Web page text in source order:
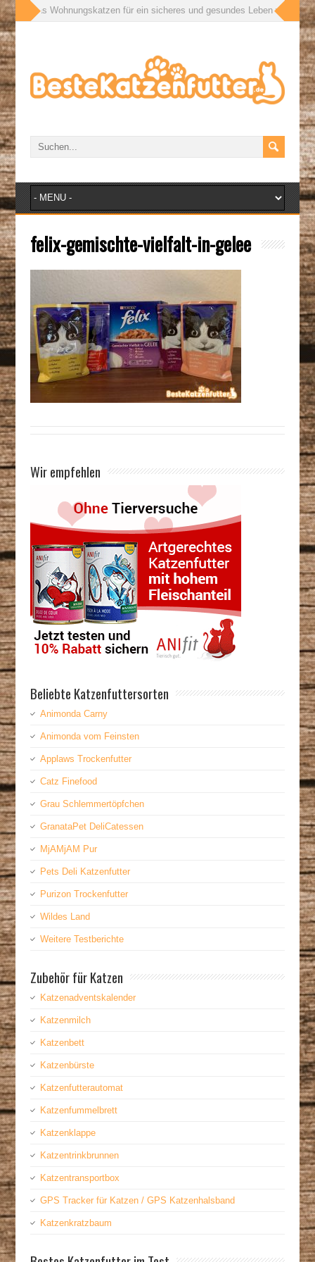
Was Wohnungskatzen für ein sicheres und gesundes Leben wirklich
felix-gemischte-vielfalt-in-gelee
Wir empfehlen
Beliebte Katzenfuttersorten
Animonda Carny
Animonda vom Feinsten
Applaws Trockenfutter
Catz Finefood
Grau Schlemmertöpfchen
GranataPet DeliCatessen
MjAMjAM Pur
Pets Deli Katzenfutter
Purizon Trockenfutter
Wildes Land
Weitere Testberichte
Zubehör für Katzen
Katzenadventskalender
Katzenmilch
Katzenbett
Katzenbürste
Katzenfutterautomat
Katzenfummelbrett
Katzenklappe
Katzentrinkbrunnen
Katzentransportbox
GPS Tracker für Katzen / GPS Katzenhalsband
Katzenkratzbaum